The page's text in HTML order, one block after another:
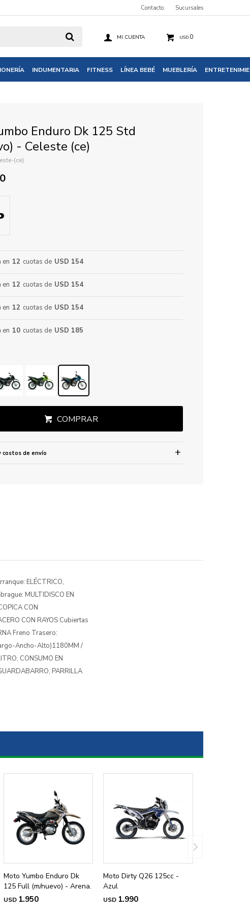
INDUMENTARIA FITNESS LÍNEA BEBÉ MUEBLERÍA
USD 0
Contacto Sucursales
Enduro Dk 125 Std
- Celeste (ce)
(ce)
en 12 cuotas de USD 154
en 12 cuotas de USD 154
en 12 cuotas de USD 154
en 10 cuotas de USD 185
COMPRAR
costos de envío
ELÉCTRICO,
MULTIDISCO EN
CON
CON RAYOS Cubiertas
Freno Trasero:
Ancho-Alto)1180MM /
CONSUMO EN
PARRILLA
Moto Yumbo Enduro Dk
125 Full (m/nuevo) - Arena.
USD 1.950
Moto Dirty Q26 125cc -
Azul
USD 1.990